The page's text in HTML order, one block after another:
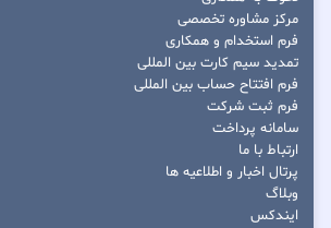
مرکز مشاوره تخصصی
فرم استخدام و همکاری
تمدید سیم کارت بین المللی
فرم افتتاح حساب بین المللی
فرم ثبت شرکت
سامانه پرداخت
ارتباط با ما
پرتال اخبار و اطلاعیه ها
وبلاگ
ایندکس